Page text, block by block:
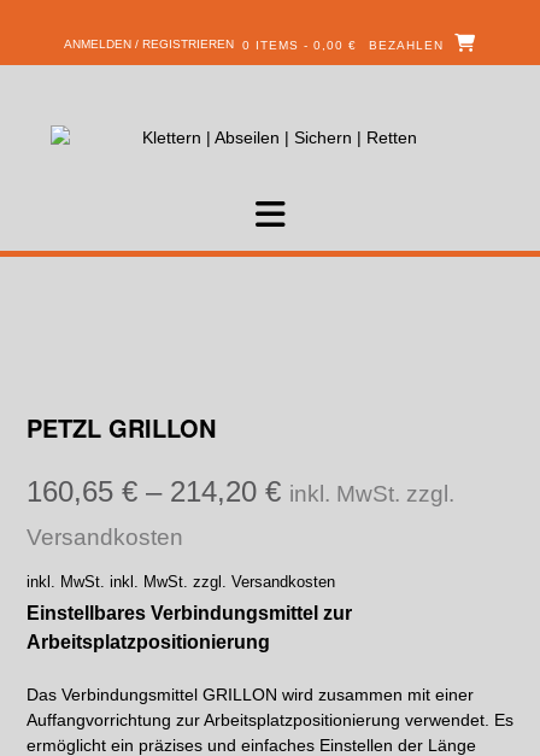
ANMELDEN / REGISTRIEREN 0 ITEMS - 0,00 € BEZAHLEN
PETZL GRILLON
160,65 € – 214,20 € inkl. MwSt. zzgl.
Versandkosten
inkl. MwSt. inkl. MwSt. zzgl. Versandkosten
Einstellbares Verbindungsmittel zur
Arbeitsplatzpositionierung
Das Verbindungsmittel GRILLON wird zusammen mit einer
Auffangvorrichtung zur Arbeitsplatzpositionierung verwendet. Es
ermöglicht ein präzises und einfaches Einstellen der Länge